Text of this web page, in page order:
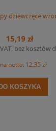
dziewczęce
15,19 zł
bez kosztów
netto: 12,35 zł
DO KOSZYKA